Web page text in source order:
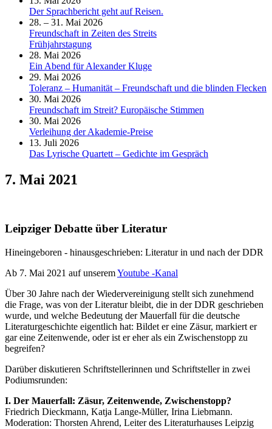
Der Sprachbericht geht auf Reisen.
28. – 31. Mai 2026
Freundschaft in Zeiten des Streits
Frühjahrstagung
28. Mai 2026
Ein Abend für Alexander Kluge
29. Mai 2026
Toleranz – Humanität – Freundschaft und die blinden Flecken
30. Mai 2026
Freundschaft im Streit? Europäische Stimmen
30. Mai 2026
Verleihung der Akademie-Preise
13. Juli 2026
Das Lyrische Quartett – Gedichte im Gespräch
7. Mai 2021
Leipziger Debatte über Literatur
Hineingeboren - hinausgeschrieben: Literatur in und nach der DDR
Ab 7. Mai 2021 auf unseremYoutube -Kanal
Über 30 Jahre nach der Wiedervereinigung stellt sich zunehmend
die Frage, was von der Literatur bleibt, die in der DDR geschrieben
wurde, und welche Bedeutung der Mauerfall für die deutsche
Literaturgeschichte eigentlich hat: Bildet er eine Zäsur, markiert er
gar eine Zeitenwende, oder ist er eher als ein Zwischenstopp zu
begreifen?
Darüber diskutieren Schriftstellerinnen und Schriftsteller in zwei
Podiumsrunden:
I. Der Mauerfall: Zäsur, Zeitenwende, Zwischenstopp?
Friedrich Dieckmann, Katja Lange-Müller, Irina Liebmann.
Moderation: Thorsten Ahrend, Leiter des Literaturhauses Leipzig